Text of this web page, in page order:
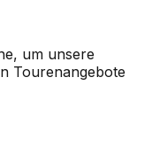
um unsere
Tourenangebote